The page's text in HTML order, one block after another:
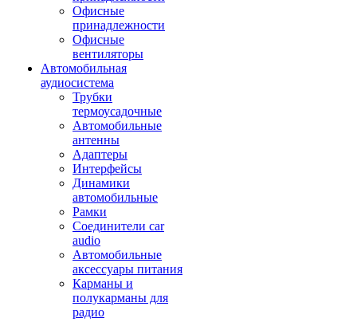
Офисные
принадлежности
Офисные
вентиляторы
Автомобильная
аудиосистема
Трубки
термоусадочные
Автомобильные
антенны
Адаптеры
Интерфейсы
Динамики
автомобильные
Рамки
Соединители car
audio
Автомобильные
аксессуары питания
Карманы и
полукарманы для
радио